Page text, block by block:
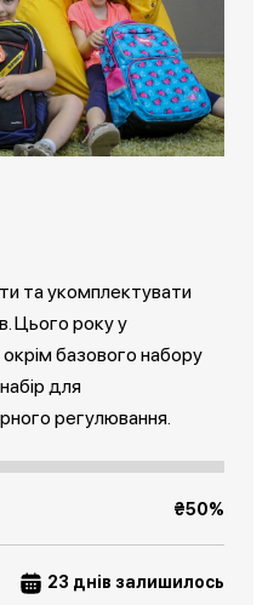
та укомплектувати
Цього року у
базового набору
для
регулювання.
₴50%
23 днів залишилось